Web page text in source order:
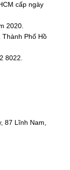
cấp ngày
2020.
Phố Hồ
8022.
87 Lĩnh Nam,